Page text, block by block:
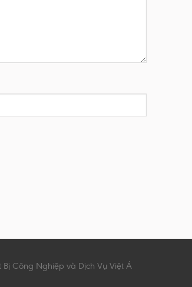
Bị Công Nghiệp và Dịch Vụ Việt Á